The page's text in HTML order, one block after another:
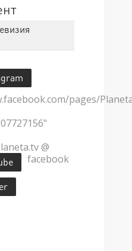
pages/
@
facebook